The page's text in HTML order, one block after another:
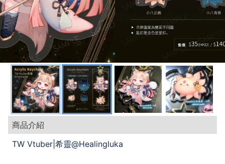
商品介紹
TW Vtuber|希靈@Healingluka